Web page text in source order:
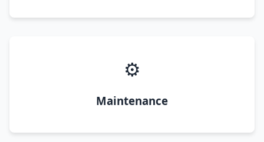
⚙️
Maintenance